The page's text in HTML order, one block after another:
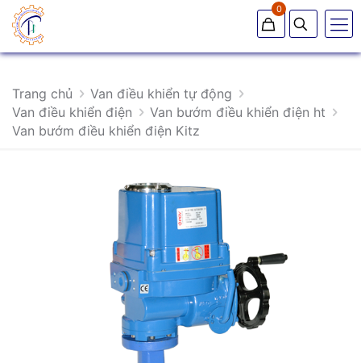
0
Trang chủ
Van điều khiển tự động
Van điều khiển điện
Van bướm điều khiển điện ht
Van bướm điều khiển điện Kitz